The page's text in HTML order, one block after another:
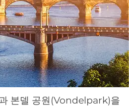
본델 공원(Vondelpark)을